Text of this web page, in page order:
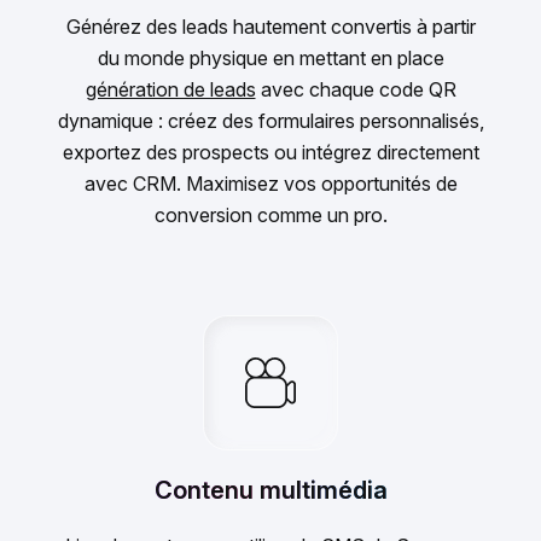
Générez des leads hautement convertis à partir
du monde physique en mettant en place
génération de leads avec chaque code QR
dynamique : créez des formulaires personnalisés,
exportez des prospects ou intégrez directement
avec CRM. Maximisez vos opportunités de
conversion comme un pro.
Contenu multimédia